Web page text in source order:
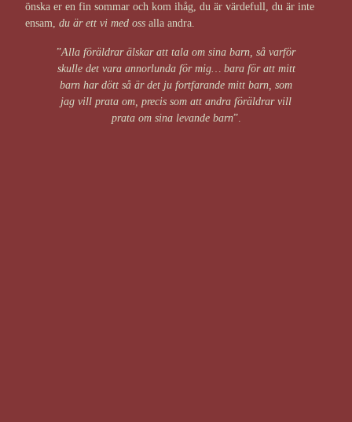
önska er en fin sommar och kom ihåg, du är värdefull, du är inte
ensam, du är ett vi med oss alla andra.
”Alla föräldrar älskar att tala om sina barn, så varför
skulle det vara annorlunda för mig… bara för att mitt
barn har dött så är det ju fortfarande mitt barn, som
jag vill prata om, precis som att andra föräldrar vill
prata om sina levande barn”.